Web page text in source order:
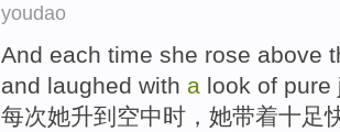
youdao
And each time she rose above
and laughed with a look of pure
每次她升到 空中时，她带着十足